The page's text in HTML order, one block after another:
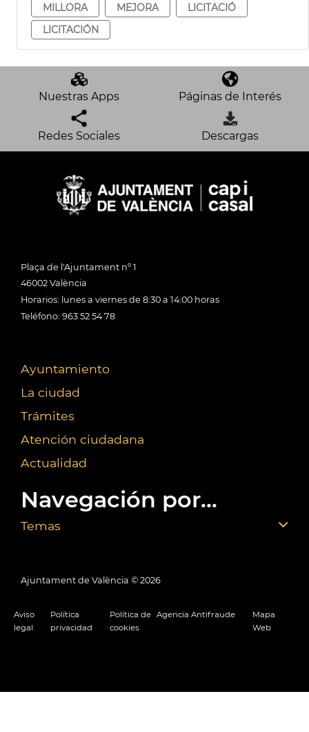
MILLORA
MEJORA
LICITACIÓ
LICITACIÓN
Nuestras Apps Páginas de Interés
Redes Sociales Descargas
Plaça de l'Ajuntament nº 1
46002 València
Horarios: lunes a viernes de 8:30 a 14:00 horas
Teléfono: 963 52 54 78
Ayuntamiento
La ciudad
Trámites
Atención ciudadana
Actualidad
Navegación por...
Temas
Ajuntament de València © 2026
Aviso
legal
Política
privacidad
Política de
cookies
Agencia Antifraude
Mapa
Web